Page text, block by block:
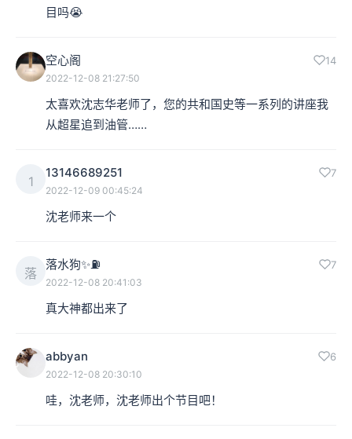
目吗😭
空心阁 14
2022-12-08 21:27:50
太喜欢沈志华老师了，您的共和国史等一系列的讲座我
从超星追到油管……
1
13146689251 7
2022-12-09 00:45:24
沈老师来一个
落
落水狗✨⛽️ 7
2022-12-08 20:41:03
真大神都出来了
abbyan 6
2022-12-08 20:30:10
哇，沈老师，沈老师出个节目吧！